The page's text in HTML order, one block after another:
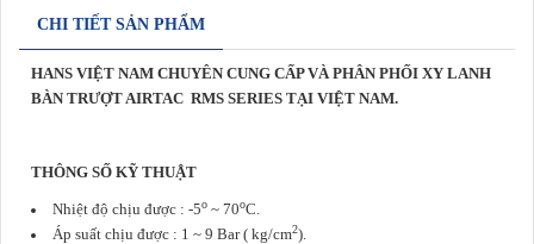
CHI TIẾT SẢN PHẨM
HANS VIỆT NAM CHUYÊN CUNG CẤP VÀ PHÂN PHỐI XY LANH
BÀN TRƯỢT AIRTAC RMS SERIES TẠI VIỆT NAM.
THÔNG SỐ KỸ THUẬT
Nhiệt độ chịu được : -5o~ 70oC.
Áp suất chịu được : 1 ~ 9 Bar ( kg/cm2).